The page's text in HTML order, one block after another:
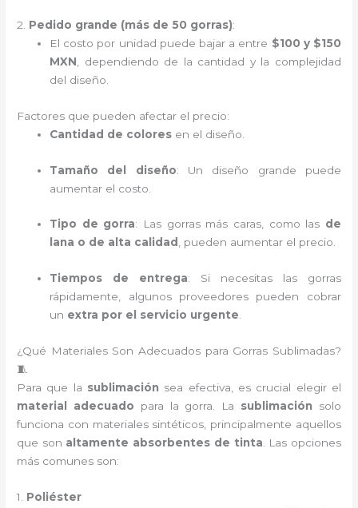
2. Pedido grande (más de 50 gorras):
El costo por unidad puede bajar a entre $100 y $150
MXN , dependiendo de la cantidad y la complejidad
del diseño.
Factores que pueden afectar el precio:
Cantidad de colores en el diseño.
Tamaño del diseño: Un diseño grande puede
aumentar el costo.
Tipo de gorra: Las gorras más caras, como las de
lana o de alta calidad , pueden aumentar el precio.
Tiempos de entrega: Si necesitas las gorras
rápidamente, algunos proveedores pueden cobrar
un extra por el servicio urgente.
¿Qué Materiales Son Adecuados para Gorras Sublimadas?
🧵
Para que la sublimación sea efectiva, es crucial elegir el
material adecuado para la gorra. La sublimación solo
funciona con materiales sintéticos, principalmente aquellos
que son altamente absorbentes de tinta . Las opciones
más comunes son:
1. Poliéster